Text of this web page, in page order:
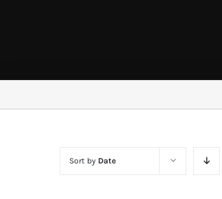
Sort by Date